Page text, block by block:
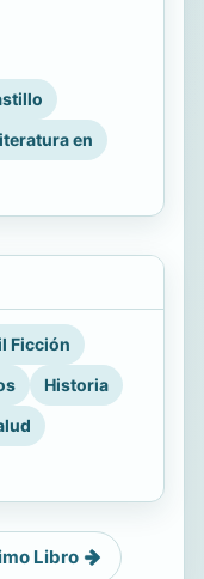
en
Ficción
Historia
Libro